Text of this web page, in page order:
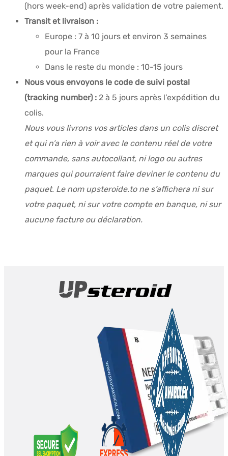
(hors week-end) après validation de votre paiement.
Transit et livraison :
Europe : 7 à 10 jours et environ 3 semaines
pour la France
Dans le reste du monde : 10-15 jours
Nous vous envoyons le code de suivi postal
(tracking number) : 2 à 5 jours après l’expédition du
colis.
Nous vous livrons vos articles dans un colis discret
et qui n’a rien à voir avec le contenu réel de votre
commande, sans autocollant, ni logo ou autres
marques qui pourraient faire deviner le contenu du
paquet. Le nom upsteroide.to ne s’affichera ni sur
votre paquet, ni sur votre compte en banque, ni sur
aucune facture ou déclaration.